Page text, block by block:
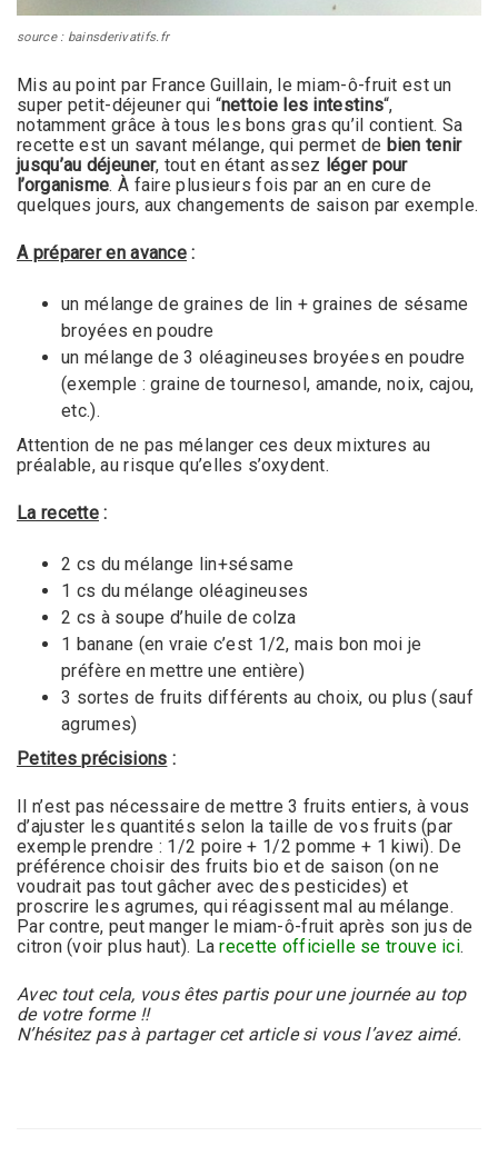
source : bainsderivatifs.fr
Mis au point par France Guillain, le miam-ô-fruit est un
super petit-déjeuner qui “nettoie les intestins“,
notamment grâce à tous les bons gras qu’il contient. Sa
recette est un savant mélange, qui permet de bien tenir
jusqu’au déjeuner, tout en étant assez léger pour
l’organisme. À faire plusieurs fois par an en cure de
quelques jours, aux changements de saison par exemple.
A préparer en avance :
un mélange de graines de lin + graines de sésame
broyées en poudre
un mélange de 3 oléagineuses broyées en poudre
(exemple : graine de tournesol, amande, noix, cajou,
etc.).
Attention de ne pas mélanger ces deux mixtures au
préalable, au risque qu’elles s’oxydent.
La recette :
2 cs du mélange lin+sésame
1 cs du mélange oléagineuses
2 cs à soupe d’huile de colza
1 banane (en vraie c’est 1/2, mais bon moi je
préfère en mettre une entière)
3 sortes de fruits différents au choix, ou plus (sauf
agrumes)
Petites précisions :
Il n’est pas nécessaire de mettre 3 fruits entiers, à vous
d’ajuster les quantités selon la taille de vos fruits (par
exemple prendre : 1/2 poire + 1/2 pomme + 1 kiwi). De
préférence choisir des fruits bio et de saison (on ne
voudrait pas tout gâcher avec des pesticides) et
proscrire les agrumes, qui réagissent mal au mélange.
Par contre, peut manger le miam-ô-fruit après son jus de
citron (voir plus haut). Larecette officielle se trouve ici.
Avec tout cela, vous êtes partis pour une journée au top
de votre forme !!
N’hésitez pas à partager cet article si vous l’avez aimé.